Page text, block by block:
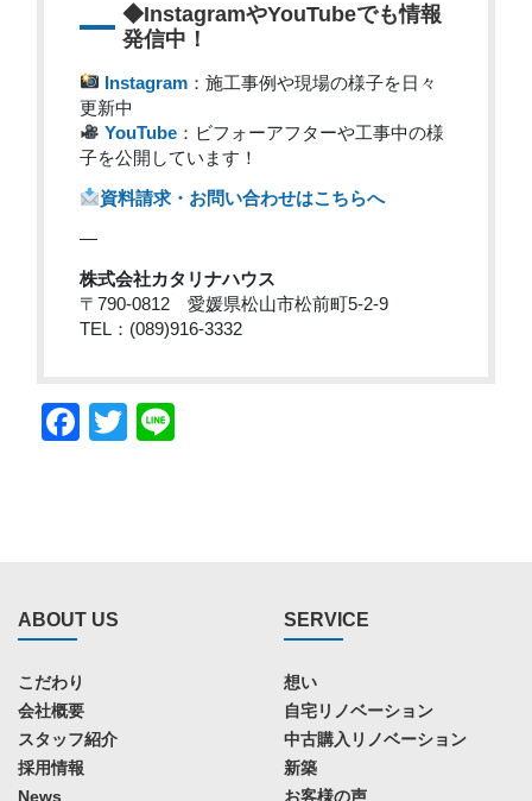
◆InstagramやYouTubeでも情報
発信中！
Instagram ：施工事例や現場の様子を日々
更新中
YouTube ：ビフォーアフターや工事中の様
子を公開しています！
資料請求・お問い合わせはこちらへ
—
株式会社カタリナハウス
〒790-0812 愛媛県松山市松前町5-2-9
TEL：(089)916-3332
Facebook
Twitter
ABOUT US
こだわり
会社概要
スタッフ紹介
採用情報
News
SERVICE
想い
自宅リノベーション
中古購入リノベーション
新築
お客様の声